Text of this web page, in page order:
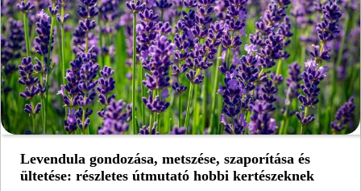
Levendula gondozása, metszése, szaporítása és
ültetése: részletes útmutató hobbi kertészeknek